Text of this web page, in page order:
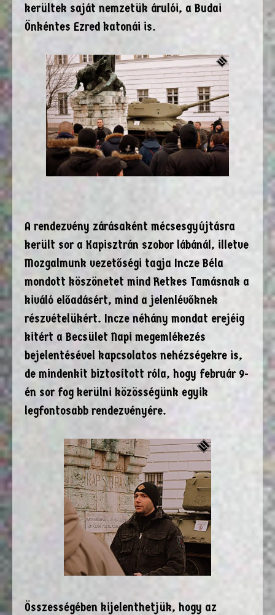
kerültek saját nemzetük árulói, a Budai
Önkéntes Ezred katonái is.
A rendezvény zárásaként mécsesgyújtásra
került sor a Kapisztrán szobor lábánál, illetve
Mozgalmunk vezetőségi tagja Incze Béla
mondott köszönetet mind Retkes Tamásnak a
kiváló előadásért, mind a jelenlévőknek
részvételükért. Incze néhány mondat erejéig
kitért a Becsület Napi megemlékezés
bejelentésével kapcsolatos nehézségekre is,
de mindenkit biztosított róla, hogy február 9-
én sor fog kerülni közösségünk egyik
legfontosabb rendezvényére.
Összességében kijelenthetjük, hogy az